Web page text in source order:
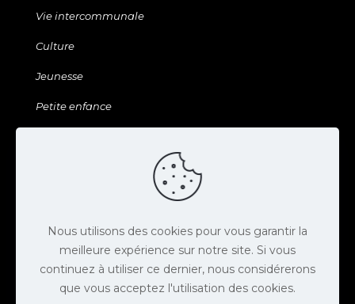
Vie intercommunale
Culture
Jeunesse
Petite enfance
Actus
Contact
Espace presse
Nous utilisons des cookies pour vous garantir la
meilleure expérience sur notre site. Si vous
continuez à utiliser ce dernier, nous considérerons
que vous acceptez l'utilisation des cookies.